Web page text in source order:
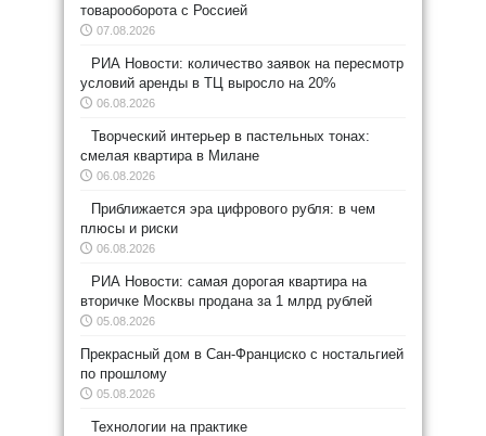
товарооборота с Россией
07.08.2026
РИА Новости: количество заявок на пересмотр
условий аренды в ТЦ выросло на 20%
06.08.2026
Творческий интерьер в пастельных тонах:
смелая квартира в Милане
06.08.2026
Приближается эра цифрового рубля: в чем
плюсы и риски
06.08.2026
РИА Новости: самая дорогая квартира на
вторичке Москвы продана за 1 млрд рублей
05.08.2026
Прекрасный дом в Сан-Франциско с ностальгией
по прошлому
05.08.2026
Технологии на практике